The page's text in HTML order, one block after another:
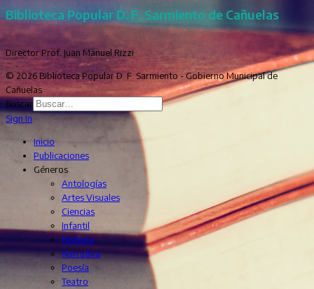
Biblioteca Popular D. F. Sarmiento de Cañuelas
Director Prof. Juan Manuel Rizzi
© 2026 Biblioteca Popular D. F. Sarmiento - Gobierno Municipal de
Cañuelas
Buscar
Sign In
Inicio
Publicaciones
Géneros
Antologías
Artes Visuales
Ciencias
Infantil
Historia
Narrativa
Poesía
Teatro